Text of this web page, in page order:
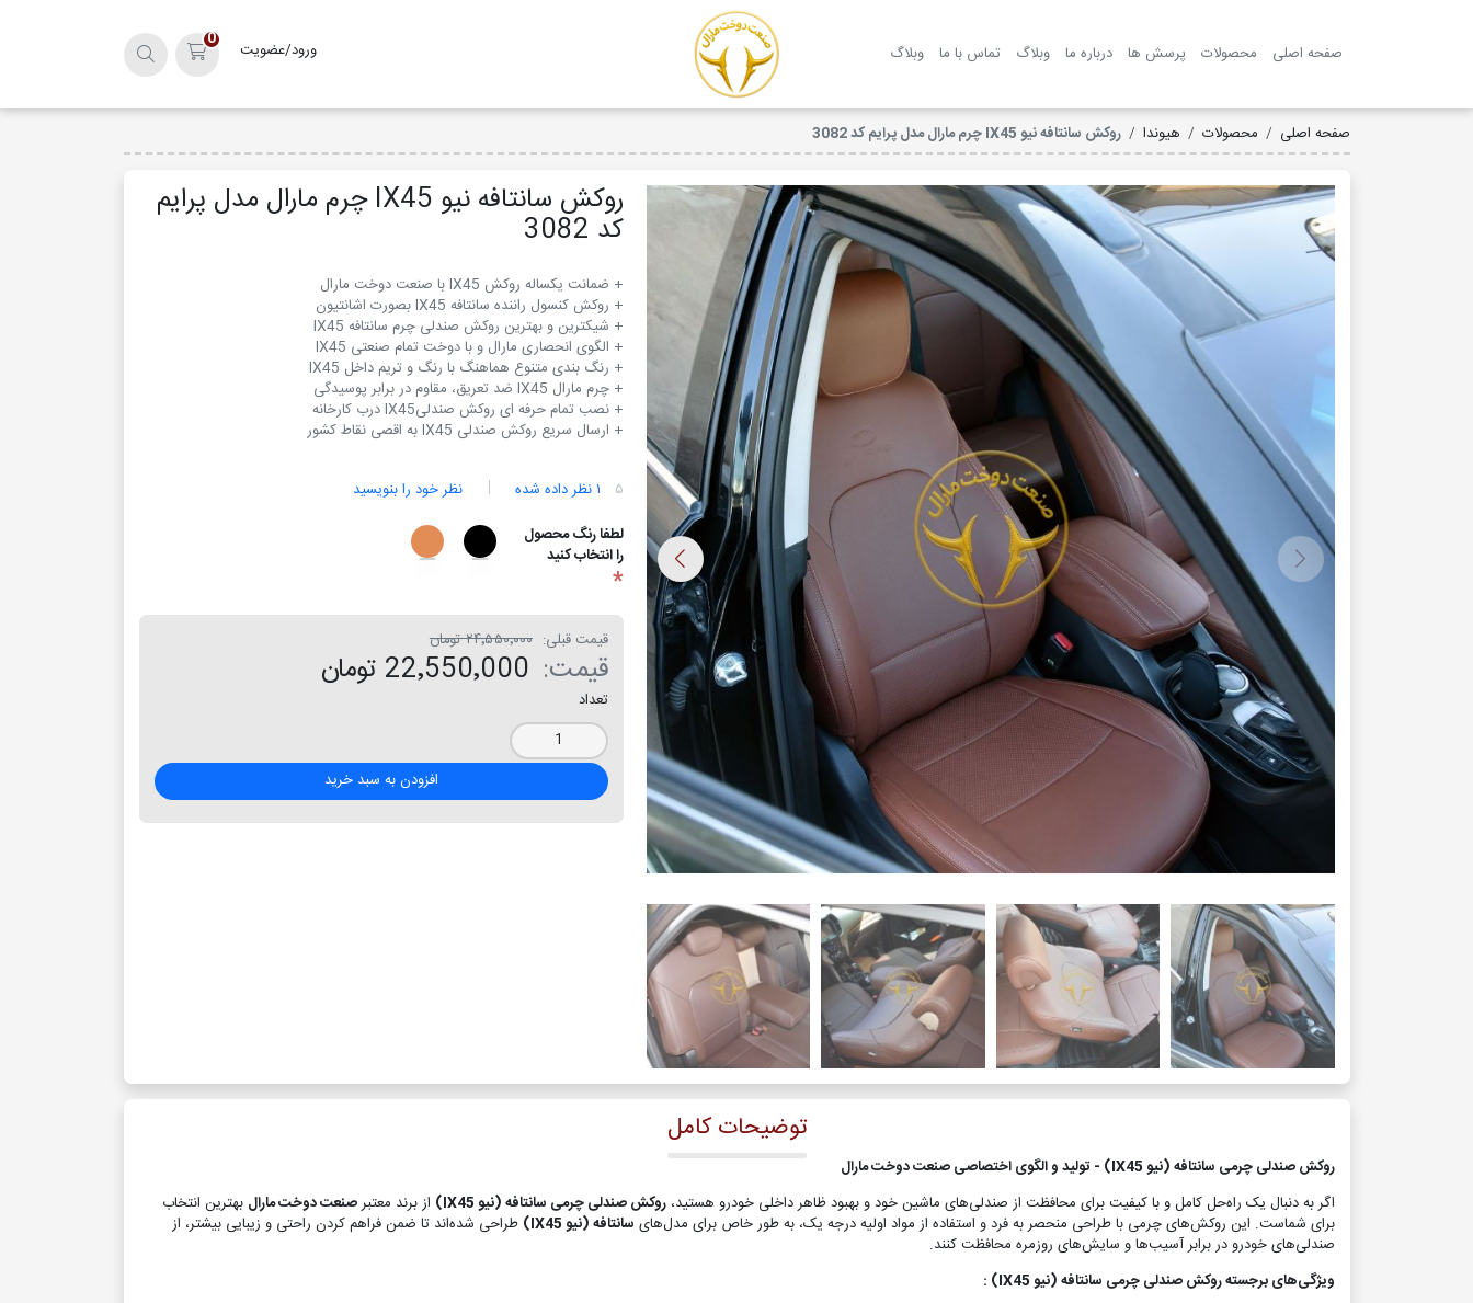
صفحه اصلی محصولات پرسش ها درباره ما وبلاگ تماس با ما وبلاگ
ورود/عضویت
سبد خرید
0
صفحه اصلی محصولات هیوندا روکش سانتافه نیو IX45 چرم مارال مدل پرایم کد 3082
روکش سانتافه نیو IX45 چرم مارال مدل پرایم
کد 3082
+ ارسال سریع روکش صندلی IX45 به اقصی نقاط کشور
۵ ۱ نظر داده شده
نظر خود را بنویسید
لطفا رنگ محصول
را انتخاب کنید
*
قیمت قبلی: ۲۴٬۵۵۰٬۰۰۰ تومان
قیمت: 22٬550٬000 تومان
تعداد
افزودن به سبد خرید
توضیحات کامل
روکش صندلی چرمی سانتافه (نیو IX45) - تولید و الگوی اختصاصی صنعت دوخت مارال
اگر به دنبال یک راه‌حل کامل و با کیفیت برای محافظت از صندلی‌های ماشین خود و بهبود ظاهر داخلی خودرو هستید،روکش صندلی چرمی سانتافه (نیو IX45) از برند معتبرصنعت دوخت مارال بهترین انتخاب
برای شماست. این روکش‌های چرمی با طراحی منحصر به فرد و استفاده از مواد اولیه درجه یک، به طور خاص برای مدل‌های سانتافه (نیو IX45)
طراحی شده‌اند تا ضمن فراهم کردن راحتی و زیبایی بیشتر، از
صندلی‌های خودرو در برابر آسیب‌ها و سایش‌های روزمره محافظت کنند.
ویژگی‌های برجسته روکش صندلی چرمی سانتافه (نیو IX45) :